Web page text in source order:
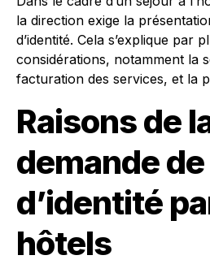
la direction exige la
d’identité. Cela s’explique par
considérations, notamment la
facturation des services, et la
Raisons de
demande
d’identité
hôtels